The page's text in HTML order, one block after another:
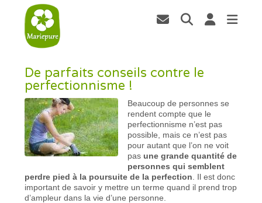
De parfaits conseils contre le
perfectionnisme !
Beaucoup de personnes se
rendent compte que le
perfectionnisme n’est pas
possible, mais ce n’est pas
pour autant que l’on ne voit
pas une grande quantité de
personnes qui semblent
perdre pied à la poursuite de la perfection . Il est donc
important de savoir y mettre un terme quand il prend trop
d’ampleur dans la vie d’une personne.